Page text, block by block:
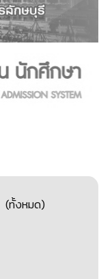
(ทั้งหมด)